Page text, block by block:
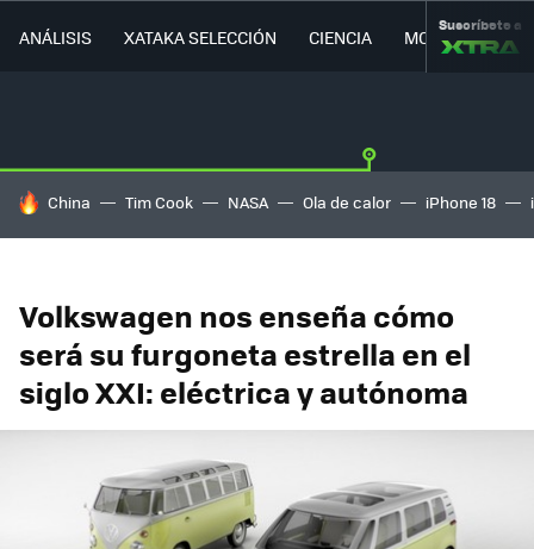
ANÁLISIS XATAKA SELECCIÓN CIENCIA MOVILIDAD
Suscríbete a
HOY SE HABLA DE
China Tim Cook NASA Ola de calor iPhone 18
Volkswagen nos enseña cómo
será su furgoneta estrella en el
siglo XXI: eléctrica y autónoma